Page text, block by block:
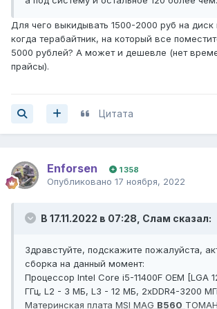
Для чего выкидывать 1500-2000 руб на диск
когда терабайтник, на который все
5000 рублей? А может и дешевле (нет
прайсы).
Цитата
Enforsen 1 358
Опубликовано 17 ноября, 2022
В 17.11.2022 в 07:28, Слам сказал:
Здравстуйте, подскажите пожалуйста,
сборка на данный момент:
Процессор Intel Core i5-11400F OEM [LGA
ГГц, L2 - 3 МБ, L3 - 12 МБ, 2хDDR4-3200
Материнская плата MSI MAG B560